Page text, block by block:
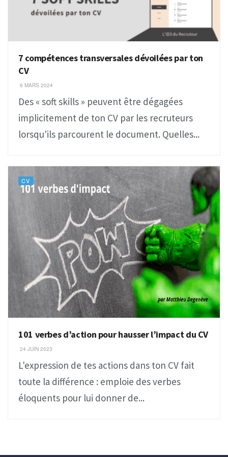
7 compétences transversales dévoilées par ton
CV
6 MARS 2024
Des « soft skills » peuvent être dégagées
implicitement de ton CV par les recruteurs
lorsqu'ils parcourent le document. Quelles...
CV
101 verbes d’action pour hausser l’impact du CV
24 JUIN 2023
L'expression de tes actions dans ton CV fait
toute la différence : emploie des verbes
éloquents pour lui donner de...